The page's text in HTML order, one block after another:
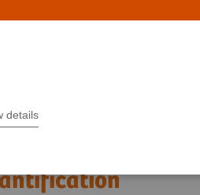
details
of virtual
derived
–